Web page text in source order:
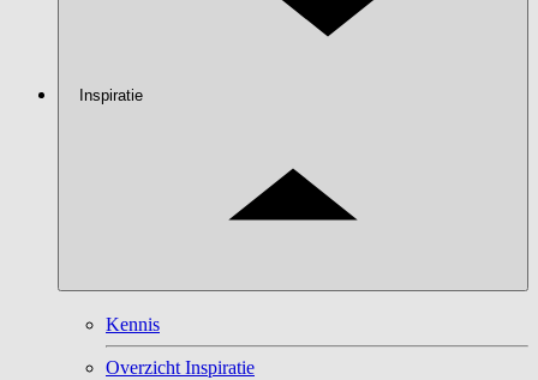
Inspiratie
Kennis
Overzicht Inspiratie